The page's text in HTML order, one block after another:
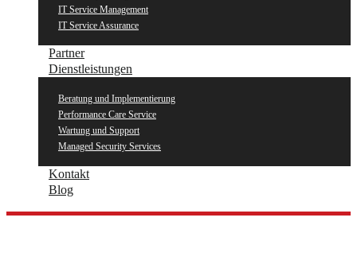
IT Service Management
IT Service Assurance
Partner
Dienstleistungen
Beratung und Implementierung
Performance Care Service
Wartung und Support
Managed Security Services
Kontakt
Blog